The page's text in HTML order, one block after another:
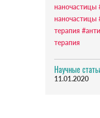
наночастицы
наночастицы
терапия
терапия
Научные
11.01.2020